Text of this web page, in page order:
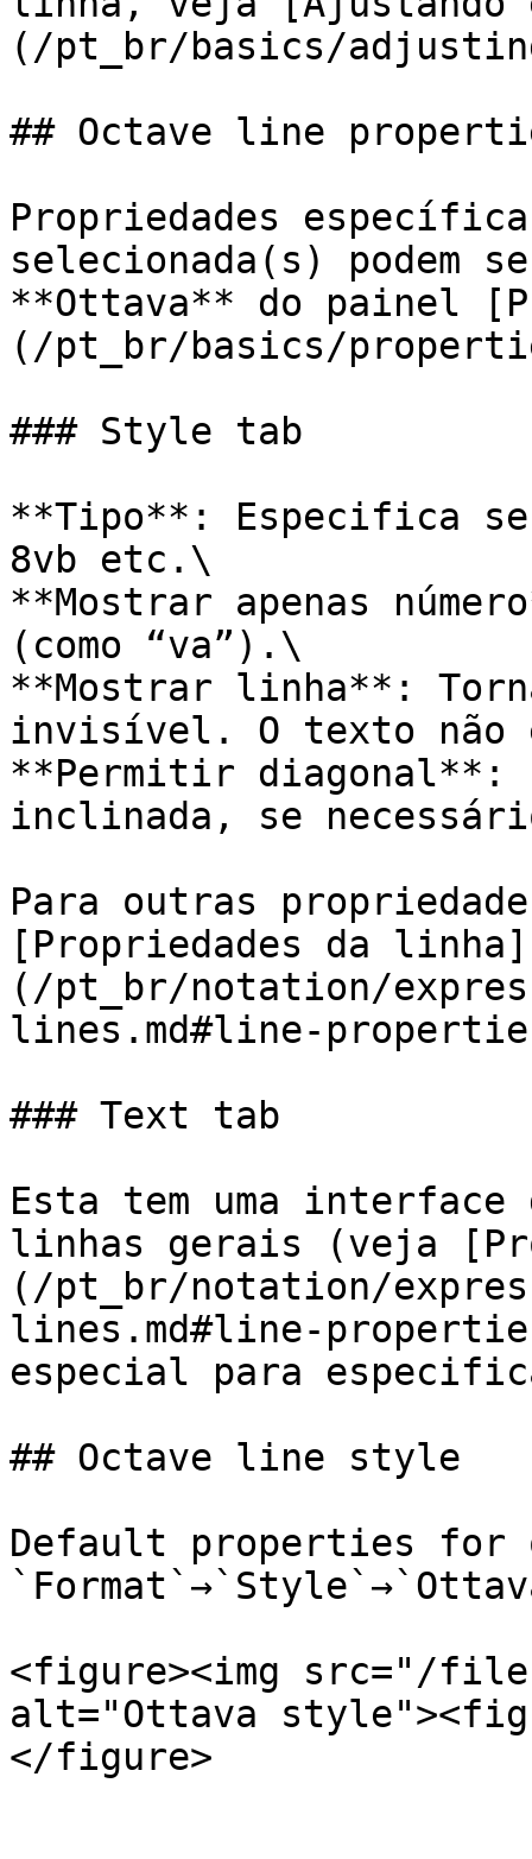
(/pt_br/basics/
## Octave line
Propriedades
selecionada(s) podem
**Ottava** do painel
(/pt_br/basics/
### Style tab
**Tipo**: Especifica
8vb etc.\
**Mostrar apenas
(como “va”).\
**Mostrar linha**:
invisível. O texto não
**Permitir diagonal**:
inclinada, se
Para outras
[Propriedades da linha]
(/pt_br/notation/
lines.md#line-
### Text tab
Esta tem uma interface
linhas gerais (veja
(/pt_br/notation/
lines.md#line-
especial para
## Octave line style
Default properties for
<figure><img src="/files/
alt="Ottava
</figure>